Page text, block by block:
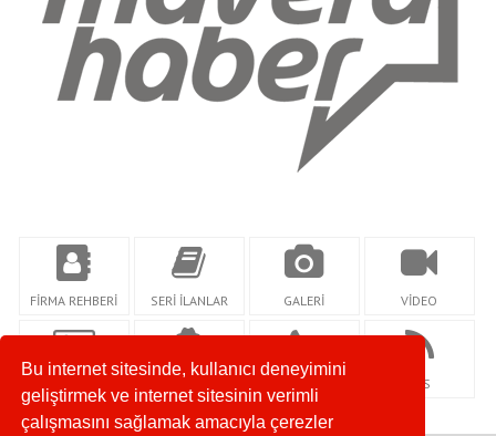
Bu internet sitesinde, kullanıcı deneyimini
geliştirmek ve internet sitesinin verimli
çalışmasını sağlamak amacıyla çerezler
FİRMA REHBERİ SERİ İLANLAR GALERİ VİDEO
İLETİŞİM RSS